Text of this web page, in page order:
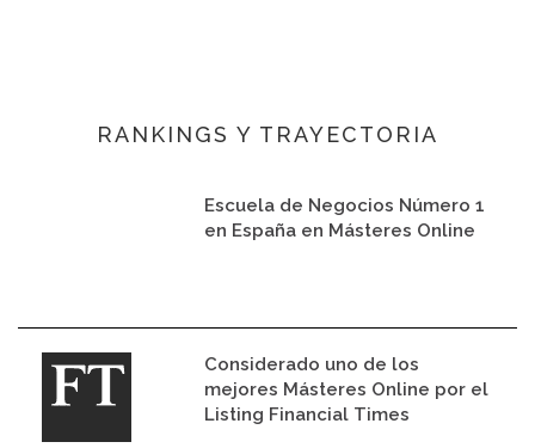
RANKINGS Y TRAYECTORIA
Escuela de Negocios Número 1
en España en Másteres Online
Considerado uno de los
mejores Másteres Online por el
Listing Financial Times